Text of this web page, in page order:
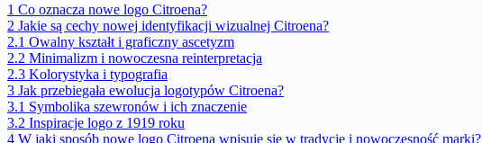
1 Co oznacza nowe logo Citroena?
2 Jakie są cechy nowej identyfikacji wizualnej Citroena?
2.1 Owalny kształt i graficzny ascetyzm
2.2 Minimalizm i nowoczesna reinterpretacja
2.3 Kolorystyka i typografia
3 Jak przebiegała ewolucja logotypów Citroena?
3.1 Symbolika szewronów i ich znaczenie
3.2 Inspiracje logo z 1919 roku
4 W jaki sposób nowe logo Citroena wpisuje się w tradycję i nowoczesność marki?